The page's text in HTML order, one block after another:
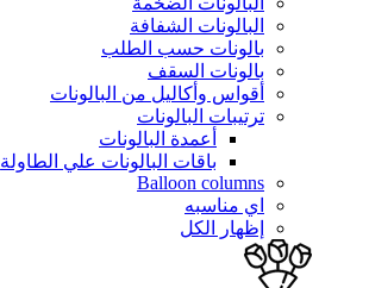
البالونات الشفافة
بالونات حسب الطلب
بالونات السقف
أقواس وأكاليل من البالونات
ترتيبات البالونات
أعمدة البالونات
باقات البالونات علي الطاولة
Balloon columns
اي مناسبه
إظهار الكل